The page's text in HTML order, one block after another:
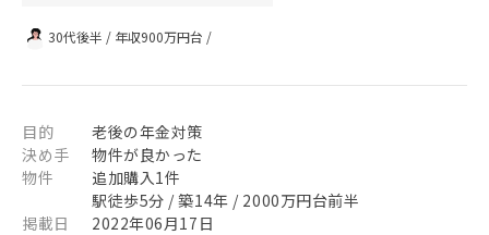
30代後半 / 年収900万円台 /
目的
老後の年金対策
決め手
物件が良かった
物件
追加購入1件
駅徒歩5分 / 築14年 / 2000万円台前半
掲載日
2022年06月17日